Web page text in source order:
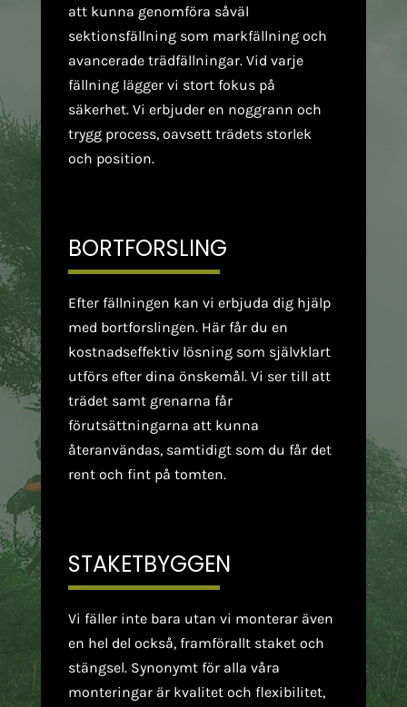
att kunna genomföra såväl
sektionsfällning som markfällning och
avancerade trädfällningar. Vid varje
fällning lägger vi stort fokus på
säkerhet. Vi erbjuder en noggrann och
trygg process, oavsett trädets storlek
och position.
BORTFORSLING
Efter fällningen kan vi erbjuda dig hjälp
med bortforslingen. Här får du en
kostnadseffektiv lösning som självklart
utförs efter dina önskemål. Vi ser till att
trädet samt grenarna får
förutsättningarna att kunna
återanvändas, samtidigt som du får det
rent och fint på tomten.
STAKETBYGGEN
Vi fäller inte bara utan vi monterar även
en hel del också, framförallt staket och
stängsel. Synonymt för alla våra
monteringar är kvalitet och flexibilitet,